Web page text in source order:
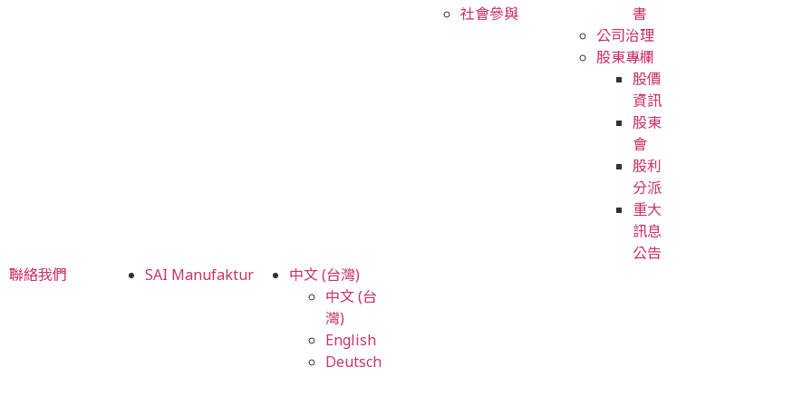
社會參與
書
公司治理
股東專欄
股價
資訊
股東
會
股利
分派
重大
訊息
公告
聯絡我們
SAI Manufaktur
中文 (台灣)
中文 (台
灣)
English
Deutsch